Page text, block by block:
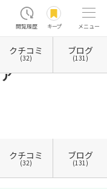
閲覧履歴 キープ メニュー
デン・フロンティア カウンセラー
クチコミ
(32)
ブログ
(131)
クチコミ
(32)
ブログ
(131)